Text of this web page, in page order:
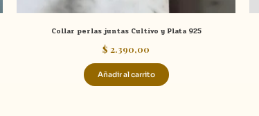
Collar perlas juntas Cultivo y Plata 925
$ 2.390,00
Añadir al carrito